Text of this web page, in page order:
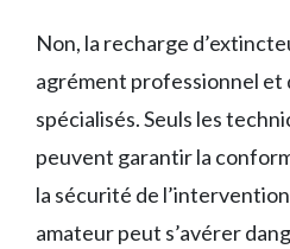
Non, la recharge
agrément professionnel et
spécialisés. Seuls les
peuvent garantir la
la sécurité de
amateur peut s’avérer